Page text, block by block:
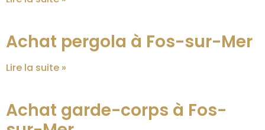
Achat pergola à Fos-sur-Mer
Lire la suite »
Achat garde-corps à Fos-